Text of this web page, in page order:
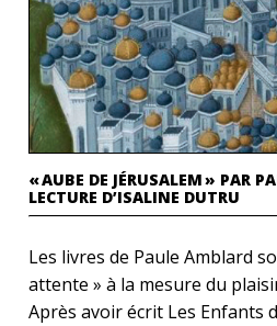
« AUBE DE JÉRUSALEM » PAR
LECTURE D’ISALINE DUTRU
Les livres de Paule Amblard
attente » à la mesure du
Après avoir écrit Les Enfants